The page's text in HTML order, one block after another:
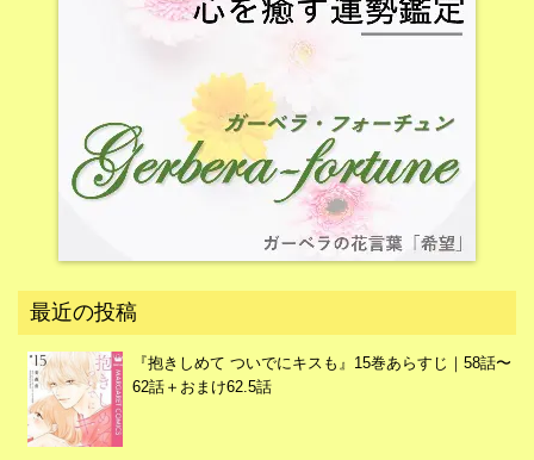
最近の投稿
『抱きしめて ついでにキスも』15巻あらすじ｜58話〜
62話＋おまけ62.5話